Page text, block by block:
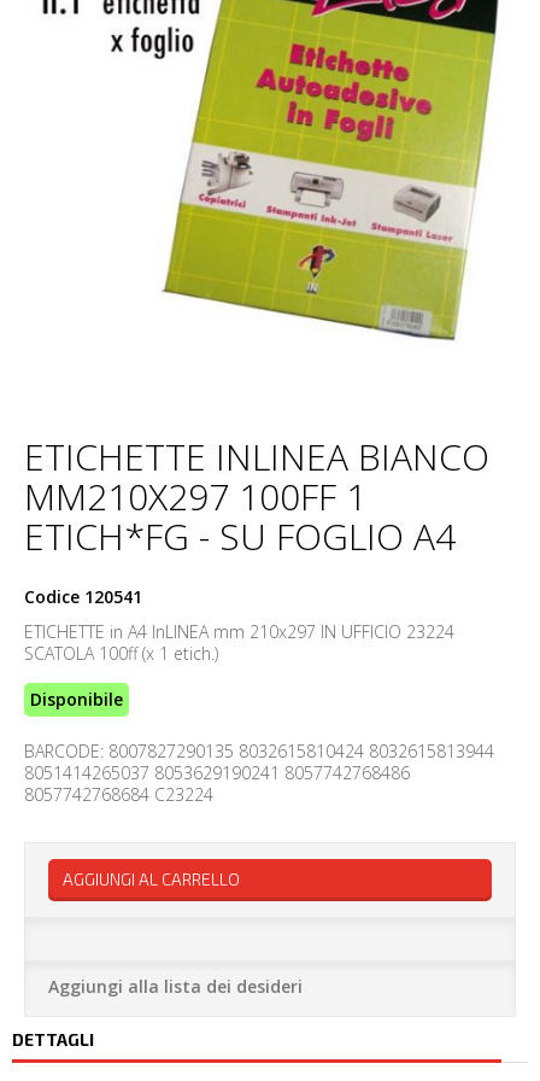
ETICHETTE INLINEA BIANCO
MM210X297 100FF 1
ETICH*FG - SU FOGLIO A4
Codice 120541
ETICHETTE in A4 InLINEA mm 210x297 IN UFFICIO 23224
SCATOLA 100ff (x 1 etich.)
Disponibile
BARCODE: 8007827290135 8032615810424 8032615813944
8051414265037 8053629190241 8057742768486
8057742768684 C23224
AGGIUNGI AL CARRELLO
Aggiungi alla lista dei desideri
DETTAGLI